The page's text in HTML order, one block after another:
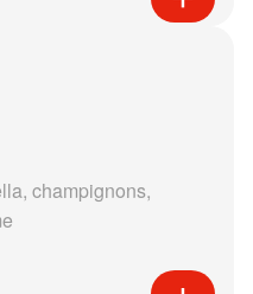
champignons,